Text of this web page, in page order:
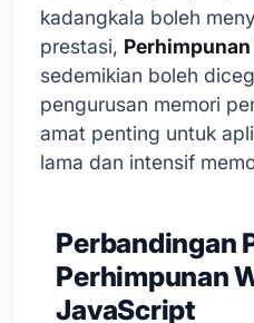
kadangkala boleh
prestasi, Perhimpunan
sedemikian boleh
pengurusan memori
amat penting untuk
lama dan intensif
Perbandingan
Perhimpunan
JavaScript